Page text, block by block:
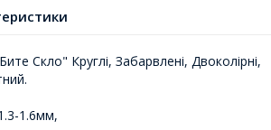
Скло" Круглі, Забарвлені, Двоколірні,
1.6мм,